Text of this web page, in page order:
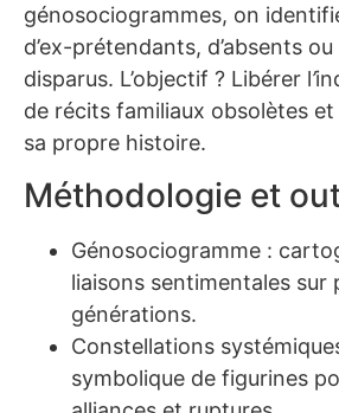
génosociogrammes, on
d’ex-prétendants, d’absents
disparus. L’objectif ? Libérer l’
de récits familiaux obsolètes
sa propre histoire.
Méthodologie et
Génosociogramme :
liaisons sentimentales sur
générations.
Constellations
symbolique de figurines